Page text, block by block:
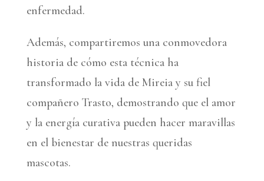
enfermedad.
Además, compartiremos una conmovedora
historia de cómo esta técnica ha
transformado la vida de Mireia y su fiel
compañero Trasto, demostrando que el amor
y la energía curativa pueden hacer maravillas
en el bienestar de nuestras queridas
mascotas.